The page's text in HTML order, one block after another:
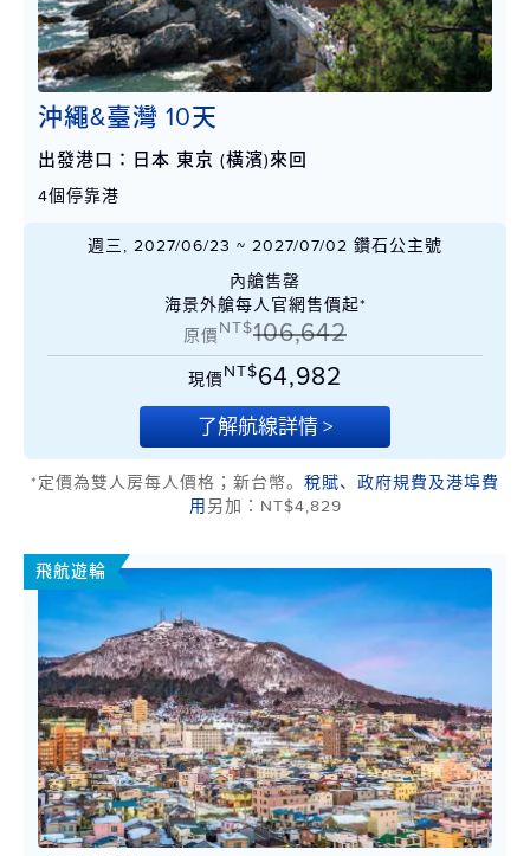
沖繩&臺灣 10天
出發港口：日本 東京 (橫濱)來回
4個停靠港
週三, 2027/06/23 ~ 2027/07/02 鑽石公主號
內艙售罄
海景外艙每人官網售價起*
原價NT$106,642
現價NT$64,982
了解航線詳情 >
*定價為雙人房每人價格；新台幣。 稅賦、政府規費及港埠費
用 另加：NT$4,829
飛航遊輪